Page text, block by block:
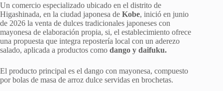
Un comercio especializado ubicado en el distrito de
Higashinada, en la ciudad japonesa de Kobe, inició en junio
de 2026 la venta de dulces tradicionales japoneses con
mayonesa de elaboración propia, si, el establecimiento ofrece
una propuesta que integra repostería local con un aderezo
salado, aplicada a productos como dango y daifuku.
El producto principal es el dango con mayonesa, compuesto
por bolas de masa de arroz dulce servidas en brochetas.